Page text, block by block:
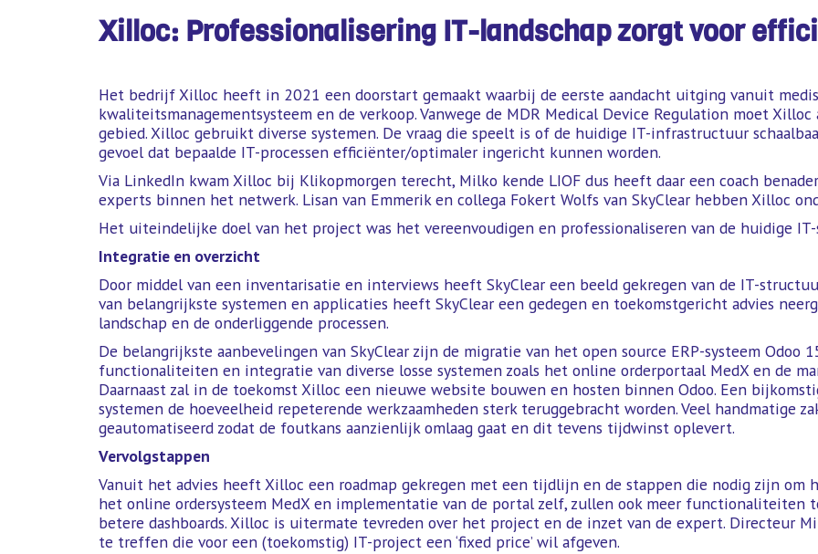
Xilloc: Professionalisering IT-landschap zorgt voor
Het bedrijf Xilloc heeft in 2021 een doorstart gemaakt waarbij de eerste aandacht uitging vanuit
kwaliteitsmanagementsysteem en de verkoop. Vanwege de MDR Medical Device Regulation moet
gebied. Xilloc gebruikt diverse systemen. De vraag die speelt is of de huidige IT-infrastructuur
gevoel dat bepaalde IT-processen efficiënter/optimaler ingericht kunnen worden.
Via LinkedIn kwam Xilloc bij Klikopmorgen terecht, Milko kende LIOF dus heeft daar een coach
experts binnen het netwerk. Lisan van Emmerik en collega Fokert Wolfs van SkyClear hebben Xilloc
Het uiteindelijke doel van het project was het vereenvoudigen en professionaliseren van de huidige
Integratie en overzicht
Door middel van een inventarisatie en interviews heeft SkyClear een beeld gekregen van de IT-
van belangrijkste systemen en applicaties heeft SkyClear een gedegen en toekomstgericht advies
landschap en de onderliggende processen.
De belangrijkste aanbevelingen van SkyClear zijn de migratie van het open source ERP-systeem Odoo
functionaliteiten en integratie van diverse losse systemen zoals het online orderportaal MedX en de
Daarnaast zal in de toekomst Xilloc een nieuwe website bouwen en hosten binnen Odoo. Een
systemen de hoeveelheid repeterende werkzaamheden sterk teruggebracht worden. Veel handmatige
geautomatiseerd zodat de foutkans aanzienlijk omlaag gaat en dit tevens tijdwinst oplevert.
Vervolgstappen
Vanuit het advies heeft Xilloc een roadmap gekregen met een tijdlijn en de stappen die nodig zijn om
het online ordersysteem MedX en implementatie van de portal zelf, zullen ook meer functionaliteiten
betere dashboards. Xilloc is uitermate tevreden over het project en de inzet van de expert. Directeur
te treffen die voor een (toekomstig) IT-project een ‘fixed price’ wil afgeven.